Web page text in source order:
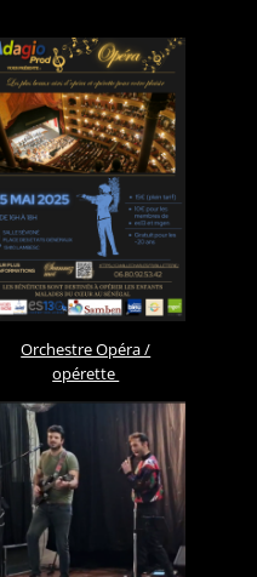
Orchestre Opéra /
opérette